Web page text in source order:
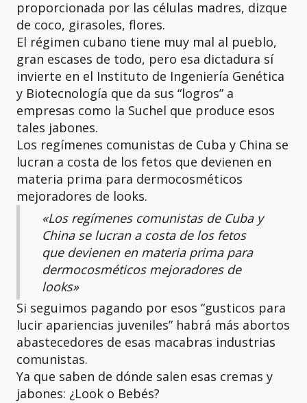
proporcionada por las células madres, dizque
de coco, girasoles, flores.
El régimen cubano tiene muy mal al pueblo,
gran escases de todo, pero esa dictadura sí
invierte en el Instituto de Ingeniería Genética
y Biotecnología que da sus “logros” a
empresas como la Suchel que produce esos
tales jabones.
Los regímenes comunistas de Cuba y China se
lucran a costa de los fetos que devienen en
materia prima para dermocosméticos
mejoradores de looks.
«Los regímenes comunistas de Cuba y
China se lucran a costa de los fetos
que devienen en materia prima para
dermocosméticos mejoradores de
looks»
Si seguimos pagando por esos “gusticos para
lucir apariencias juveniles” habrá más abortos
abastecedores de esas macabras industrias
comunistas.
Ya que saben de dónde salen esas cremas y
jabones: ¿Look o Bebés?